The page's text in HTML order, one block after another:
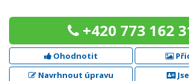
+420 773 162
Ohodnotit
Navrhnout úpravu